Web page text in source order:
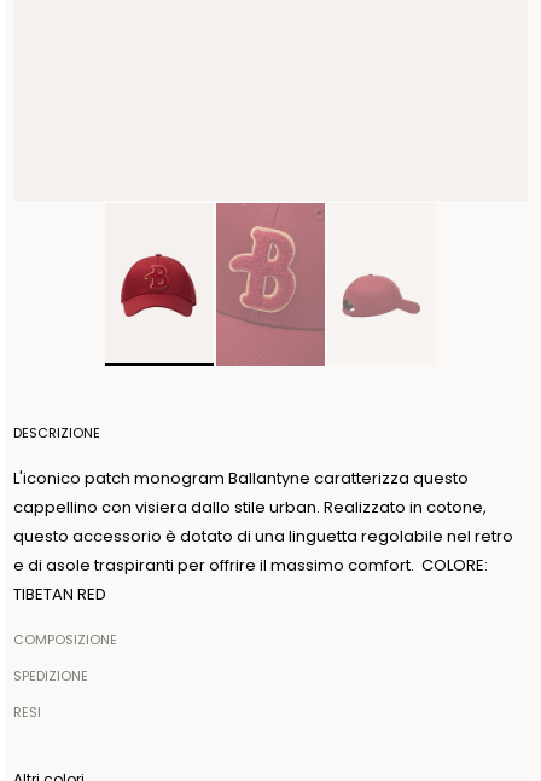
DESCRIZIONE
COMPOSIZIONE
SPEDIZIONE
RESI
L'iconico patch monogram Ballantyne caratterizza questo
cappellino con visiera dallo stile urban. Realizzato in cotone,
questo accessorio è dotato di una linguetta regolabile nel retro
e di asole traspiranti per offrire il massimo comfort. COLORE:
TIBETAN RED
100% COTONE
Il tuo ordine sarà spedito all’indirizzo indicato tramite corriere
ricezione dell'ordine. La spedizione viene organizzata da